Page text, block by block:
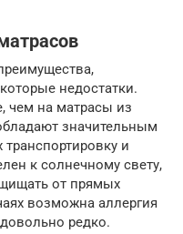
недостатки.
чем на матрасы из
значительным
и
к солнечному свету,
от прямых
возможна аллергия
довольно редко.